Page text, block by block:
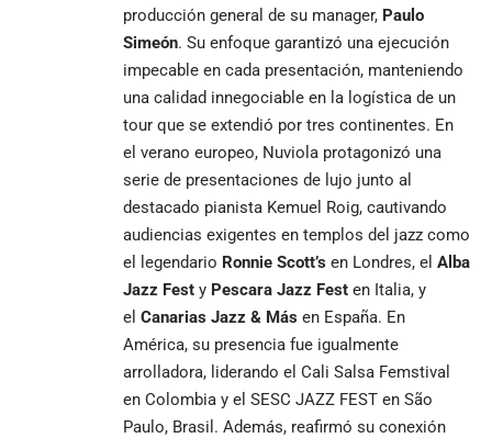
producción general de su manager, Paulo
Simeón. Su enfoque garantizó una ejecución
impecable en cada presentación, manteniendo
una calidad innegociable en la logística de un
tour que se extendió por tres continentes. En
el verano europeo, Nuviola protagonizó una
serie de presentaciones de lujo junto al
destacado pianista Kemuel Roig, cautivando
audiencias exigentes en templos del jazz como
el legendario Ronnie Scott’s en Londres, el Alba
Jazz Fest y Pescara Jazz Fest en Italia, y
el Canarias Jazz & Más en España. En
América, su presencia fue igualmente
arrolladora, liderando el Cali Salsa Femstival
en Colombia y el SESC JAZZ FEST en São
Paulo, Brasil. Además, reafirmó su conexión